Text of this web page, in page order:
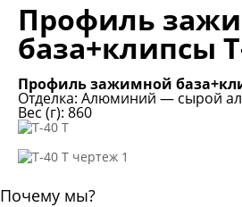
О нас
Профиль
база+клипсы
Профиль зажимной
Отделка: Алюминий — сырой
Вес (г): 860
Почему мы?